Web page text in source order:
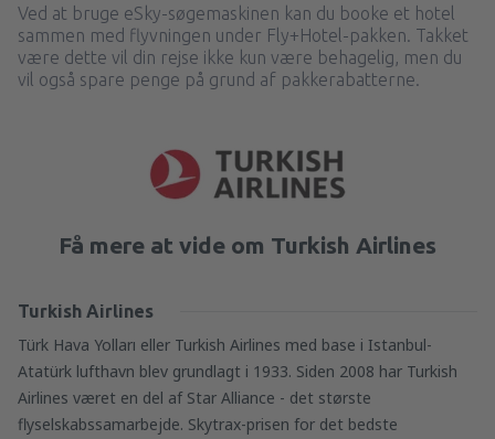
Ved at bruge eSky-søgemaskinen kan du booke et hotel
sammen med flyvningen under Fly+Hotel-pakken. Takket
være dette vil din rejse ikke kun være behagelig, men du
vil også spare penge på grund af pakkerabatterne.
Få mere at vide om Turkish Airlines
Turkish Airlines
Türk Hava Yolları eller Turkish Airlines med base i Istanbul-
Atatürk lufthavn blev grundlagt i 1933. Siden 2008 har Turkish
Airlines været en del af Star Alliance - det største
flyselskabssamarbejde. Skytrax-prisen for det bedste